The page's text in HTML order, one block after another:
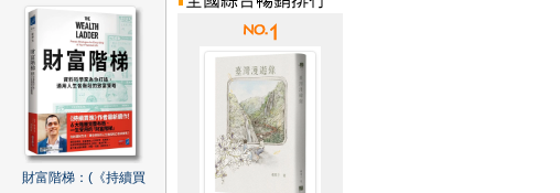
財富階梯：(《持續買